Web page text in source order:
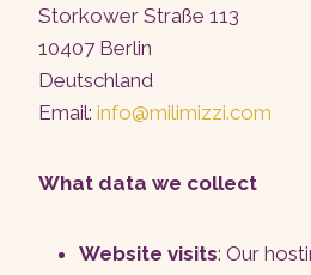
Storkower Straße 113
10407 Berlin
Deutschland
Email: info@milimizzi.com
What data we collect
Website visits: Our